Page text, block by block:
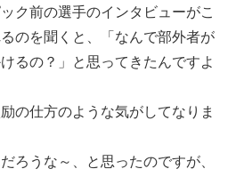
ク前の選手のインタビューがこ
のを聞くと、「なんで部外者が
るの？」と思ってきたんですよ
の仕方のような気がしてなりま
ろうな～、と思ったのですが、